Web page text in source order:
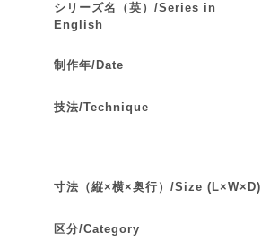
シリーズ名（英）/Series in
English
制作年/Date
技法/Technique
寸法（縦×横×奥行）/Size (L×W×D)
区分/Category